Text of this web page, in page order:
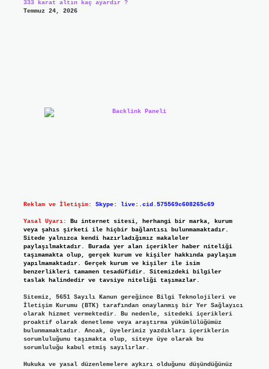
333 karat altın kaç ayardır ?
Temmuz 24, 2026
Reklam ve İletişim: Skype: live:.cid.575569c608265c69
Yasal Uyarı:
Bu internet sitesi, herhangi bir marka, kurum
veya şahıs şirketi ile hiçbir bağlantısı bulunmamaktadır.
Sitede yalnızca kendi hazırladığımız makaleler
paylaşılmaktadır. Burada yer alan içerikler haber niteliği
taşımamakta olup, gerçek kurum ve kişiler hakkında paylaşım
yapılmamaktadır. Gerçek kurum ve kişiler ile isim
benzerlikleri tamamen tesadüfidir. Sitemizdeki bilgiler
taslak halindedir ve tavsiye niteliği taşımazlar.
Sitemiz, 5651 Sayılı Kanun gereğince Bilgi Teknolojileri ve
İletişim Kurumu (BTK) tarafından onaylanmış bir Yer Sağlayıcı
olarak hizmet vermektedir. Bu nedenle, sitedeki içerikleri
proaktif olarak denetleme veya araştırma yükümlülüğümüz
bulunmamaktadır. Ancak, üyelerimiz yazdıkları içeriklerin
sorumluluğunu taşımakta olup, siteye üye olarak bu
sorumluluğu kabul etmiş sayılırlar.
Hukuka ve yasal düzenlemelere aykırı olduğunu düşündüğünüz